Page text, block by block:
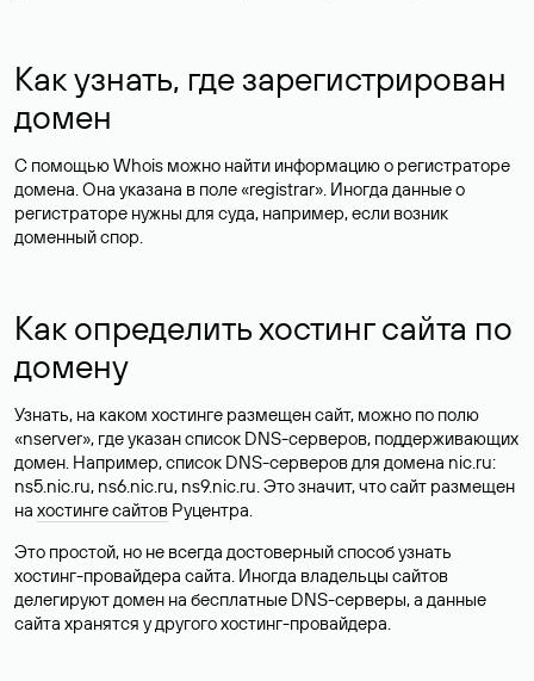
Как узнать, где зарегистрирован
домен
С помощью Whois можно найти информацию о регистраторе
домена. Она указана в поле «registrar». Иногда данные о
регистраторе нужны для суда, например, если возник
доменный спор.
Как определить хостинг сайта по
домену
Узнать, на каком хостинге размещен сайт, можно по полю
«nserver», где указан список DNS-серверов, поддерживающих
домен. Например, список DNS-серверов для домена nic.ru:
ns5.nic.ru, ns6.nic.ru, ns9.nic.ru. Это значит, что сайт размещен
на хостинге сайтов Руцентра.
Это простой, но не всегда достоверный способ узнать
хостинг-провайдера сайта. Иногда владельцы сайтов
делегируют домен на бесплатные DNS-серверы, а данные
сайта хранятся у другого хостинг-провайдера.